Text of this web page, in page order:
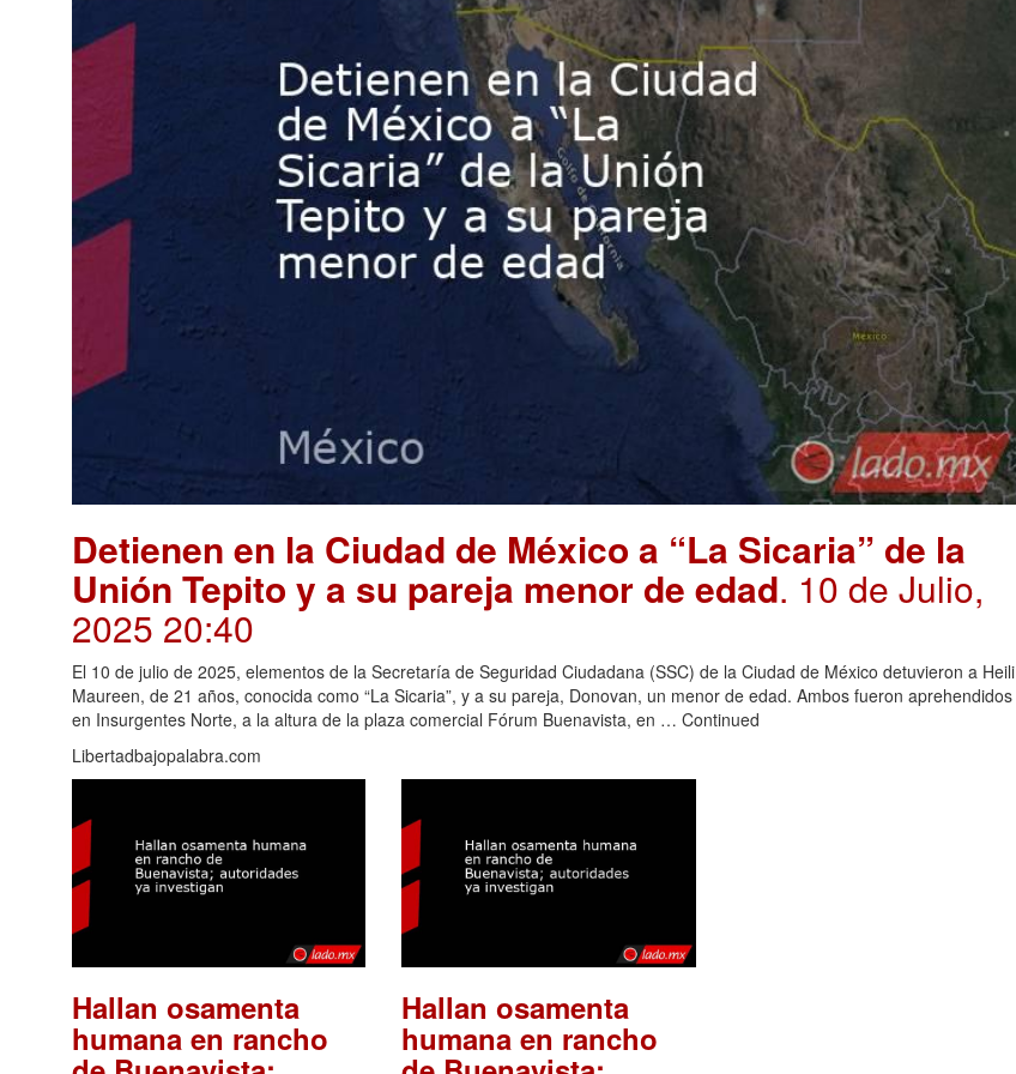
Detienen en la Ciudad de México a “La Sicaria” de la
Unión Tepito y a su pareja menor de edad. 10 de Julio,
2025 20:40
El 10 de julio de 2025, elementos de la Secretaría de Seguridad Ciudadana (SSC) de la Ciudad de México detuvieron a Heili
Maureen, de 21 años, conocida como “La Sicaria”, y a su pareja, Donovan, un menor de edad. Ambos fueron aprehendidos
en Insurgentes Norte, a la altura de la plaza comercial Fórum Buenavista, en … Continued
Libertadbajopalabra.com
Hallan osamenta
humana en rancho
Hallan osamenta
humana en rancho